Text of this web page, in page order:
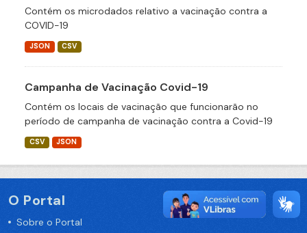
Contém os microdados relativo a vacinação contra a
COVID-19
JSON CSV
Campanha de Vacinação Covid-19
Contém os locais de vacinação que funcionarão no
período de campanha de vacinação contra a Covid-19
CSV JSON
O Portal
Sobre o Portal